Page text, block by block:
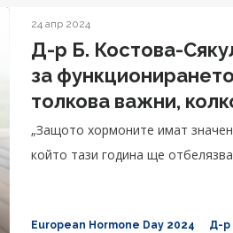
24 апр 2024
Д-р Б. Костова-
за
толкова важни,
„Защото хормоните имат
който тази година ще
European Hormone Day 2024 Д-р